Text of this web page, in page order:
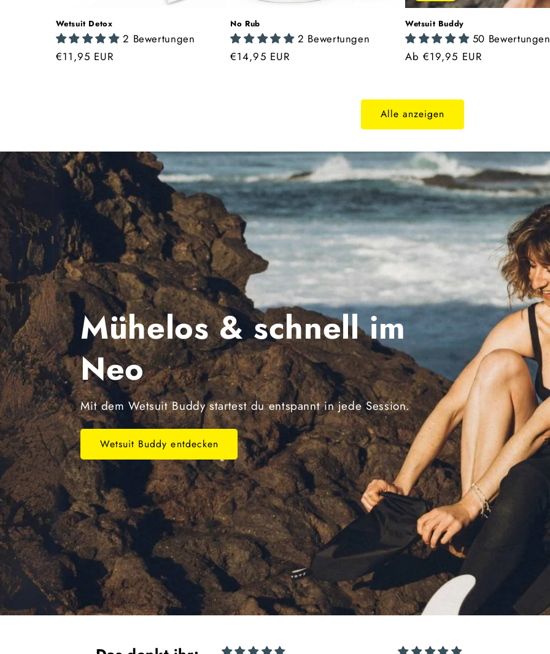
Wetsuit Detox
2 Bewertungen
Normaler
€11,95 EUR
No Rub
2 Bewertungen
Normaler
€14,95 EUR
Wetsuit Buddy
50 Bewertungen
Normaler
Verkaufspreis
Ab €19,95 EUR
Alle anzeigen
Mühelos & schnell im
Neo
Mit dem Wetsuit Buddy startest du entspannt in jede Session.
Wetsuit Buddy entdecken